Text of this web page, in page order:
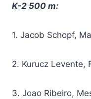
K-2 500 m:
1. Jacob Schopf,
2. Kurucz Levente,
3. Joao Ribeiro,